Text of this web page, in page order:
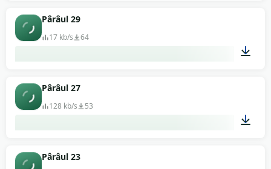
Pârâul 29
17 kb/s 64
Pârâul 27
128 kb/s 53
Pârâul 23